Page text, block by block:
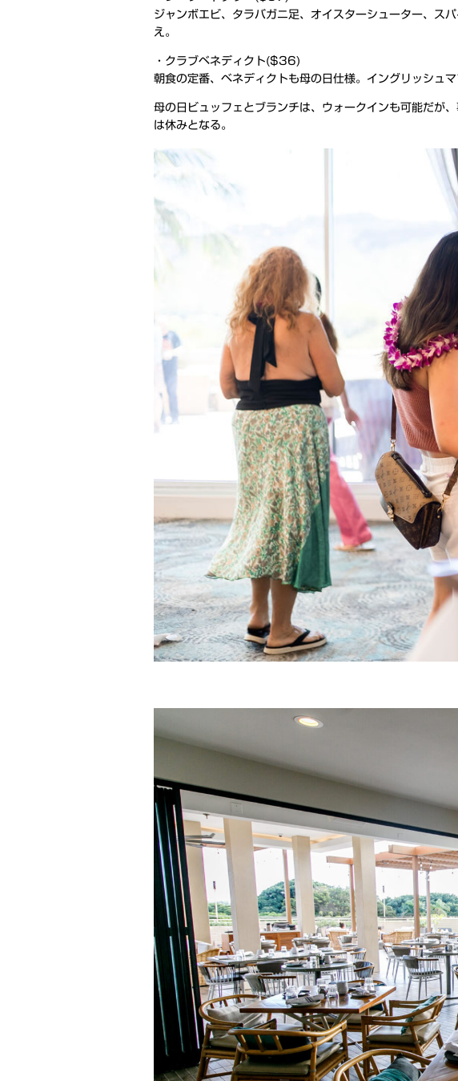
ジャンボエビ、タラバガニ足、オイスターシューター、ス
え。
・クラブベネディクト($36)
朝食の定番、ベネディクトも母の日仕様。イングリッシュ
母の日ビュッフェとブランチは、ウォークインも可能だが
は休みとなる。